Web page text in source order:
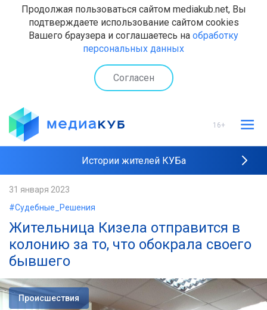
Продолжая пользоваться сайтом mediakub.net, Вы
подтверждаете использование сайтом cookies
Вашего браузера и соглашаетесь на обработку
персональных данных
Согласен
16+
Истории жителей КУБа
31 января 2023
#Судебные_Решения
Жительница Кизела отправится в
колонию за то, что обокрала своего
бывшего
Происшествия